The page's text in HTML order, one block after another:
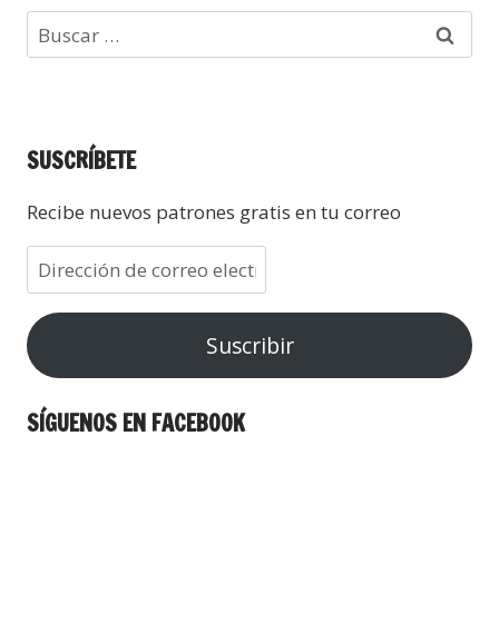
SUSCRÍBETE
Recibe nuevos patrones gratis en tu correo
Suscribir
SÍGUENOS EN FACEBOOK